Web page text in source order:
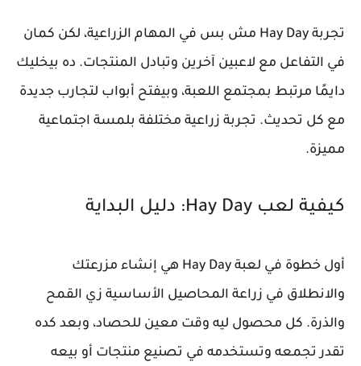
تجربة Hay Day مش بس في المهام الزراعية، لكن كمان
في التفاعل مع لاعبين آخرين وتبادل المنتجات. ده بيخليك
دايمًا مرتبط بمجتمع اللعبة، وبيفتح أبواب لتجارب جديدة
مع كل تحديث. تجربة زراعية مختلفة بلمسة اجتماعية
مميزة.
كيفية لعب Hay Day: دليل البداية
أول خطوة في لعبة Hay Day هي إنشاء مزرعتك
والانطلاق في زراعة المحاصيل الأساسية زي القمح
والذرة. كل محصول ليه وقت معين للحصاد، وبعد كده
تقدر تجمعه وتستخدمه في تصنيع منتجات أو بيعه